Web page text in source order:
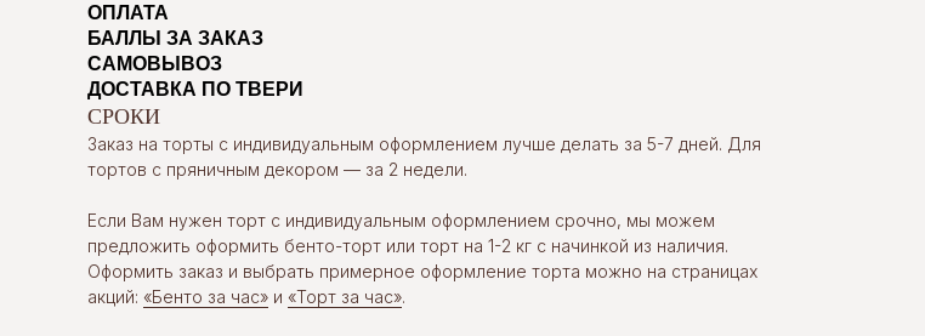
ОПЛАТА
БАЛЛЫ ЗА ЗАКАЗ
САМОВЫВОЗ
ДОСТАВКА ПО ТВЕРИ
СРОКИ
Заказ на торты с индивидуальным оформлением лучше делать за 5-7 дней. Для
тортов с пряничным декором — за 2 недели.
Если Вам нужен торт с индивидуальным оформлением срочно, мы можем
предложить оформить бенто-торт или торт на 1-2 кг с начинкой из наличия.
Оформить заказ и выбрать примерное оформление торта можно на страницах
акций: «Бенто за час» и «Торт за час».